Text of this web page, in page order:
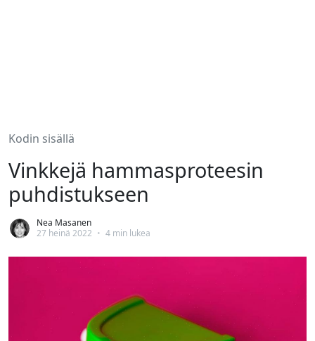
Kodin sisällä
Vinkkejä hammasproteesin
puhdistukseen
Nea Masanen
27 heinä 2022 • 4 min lukea